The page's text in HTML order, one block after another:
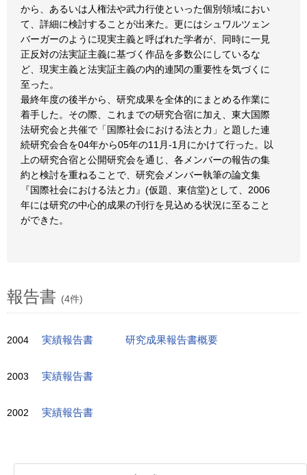
から、あるいは人権法や武力行使といった個別領域におい
て、詳細に検討することが出来た。更にはシュワルツェン
バーガーのように現実主義と呼ばれた学者が、同時に一見
正反対の法実証主義に基づく作品を多数公にしているな
ど、現実主義と法実証主義の内的連関の重要性を気づくに
至った。
最終年度の後半から、研究成果を全体的にまとめる作業に
着手した。その際、これまでの研究合宿に加え、東大国際
法研究会と共催で「国際社会における法と力」と題した連
続研究会合を04年から05年の11月-1月にかけて行った。以
上の研究合宿と公開研究会を通じ、各メンバーの報告の集
約と検討を重ねることで、研究会メンバー執筆の論文集
『国際社会における法と力』(仮題、東信堂)として、2006
年には研究の中心的成果の刊行を見込める状況に至ること
ができた。
報告書 (4件)
2004 実績報告書 研究成果報告書概要
2003 実績報告書
2002 実績報告書